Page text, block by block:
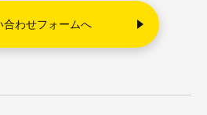
合わせフォームへ